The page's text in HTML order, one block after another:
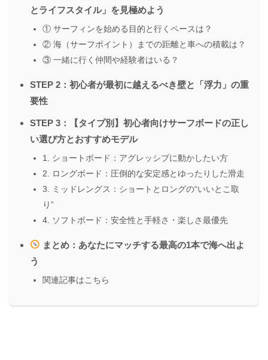
とライフスタイル」を見極めよう
① サーフィンを始める目的と行くペースは？
② 海（サーフポイント）までの距離と車への積載は？
③ 一緒に行く仲間や経験者はいる？
STEP 2：初心者が最初に越えるべき壁と「浮力」の重
要性
STEP 3：【タイプ別】初心者向けサーフボードの正し
い選び方とおすすめモデル
1. ショートボード：アグレッシブに動かしたい方
2. ロングボード：圧倒的な安定感とゆったりした滑走
3. ミッドレングス：ショートとロングの“いいとこ取
り”
4. ソフトボード：安全性と手軽さ・楽しさ最優先
まとめ：あなたにマッチする最高の1本で海へ出よ
う
関連記事はこちら